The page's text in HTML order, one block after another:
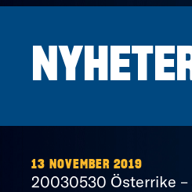
13 NOVEMBER 2019
20030530 Österrike –